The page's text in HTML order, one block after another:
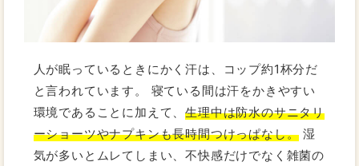
人が眠っているときにかく汗は、コップ約1杯分だ
と言われています。 寝ている間は汗をかきやすい
環境であることに加えて、生理中は防水のサニタリ
ーショーツやナプキンも長時間つけっぱなし。 湿
気が多いとムレてしまい、不快感だけでなく雑菌の